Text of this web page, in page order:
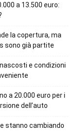
a 13.500 euro:
la copertura, ma
sono già partite
e condizioni
a 20.000 euro per i
dell’auto
stanno cambiando